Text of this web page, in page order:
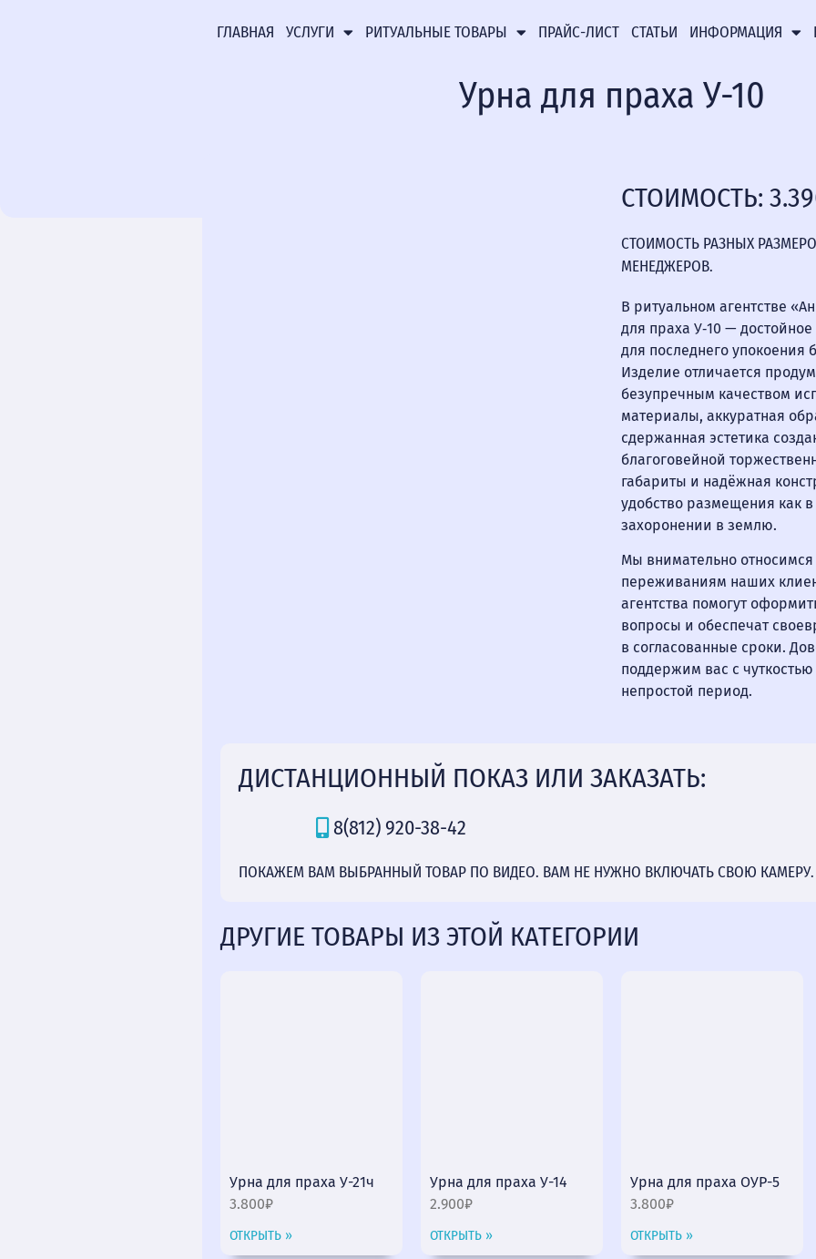
ГЛАВНАЯ УСЛУГИ РИТУАЛЬНЫЕ ТОВАРЫ ПРАЙС-ЛИСТ СТАТЬИ ИНФОРМАЦИЯ
Урна для праха У-10
СТОИМОСТЬ:
СТОИМОСТЬ РАЗНЫХ
МЕНЕДЖЕРОВ.
В ритуальном агентстве
для праха У‑10 —
для последнего упокоения
Изделие отличается
безупречным качеством
материалы, аккуратная
сдержанная эстетика
благоговейной
габариты и надёжная
удобство размещения как
захоронении в землю.
Мы внимательно
переживаниям наших
агентства помогут
вопросы и обеспечат
в согласованные сроки.
поддержим вас с
непростой период.
ДИСТАНЦИОННЫЙ ПОКАЗ ИЛИ ЗАКАЗАТЬ:
8(812) 920-38-42
ПОКАЖЕМ ВАМ ВЫБРАННЫЙ ТОВАР ПО ВИДЕО. ВАМ НЕ НУЖНО ВКЛЮЧАТЬ СВОЮ КАМЕРУ.
ДРУГИЕ ТОВАРЫ ИЗ ЭТОЙ КАТЕГОРИИ
Урна для праха У-21ч
3.800₽
ОТКРЫТЬ »
Урна для праха У-14
2.900₽
ОТКРЫТЬ »
Урна для праха ОУР-5
3.800₽
ОТКРЫТЬ »